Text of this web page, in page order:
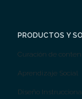
PRODUCTOS Y
Curación de
Aprendizaje Social
Diseño